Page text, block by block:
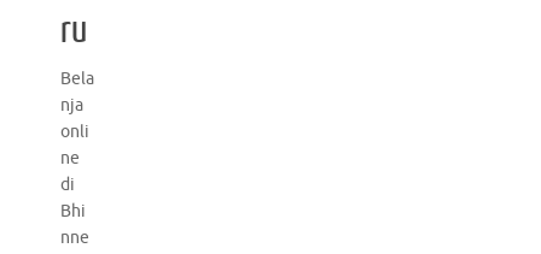
ru
Bela
nja
onli
ne
di
Bhi
nne